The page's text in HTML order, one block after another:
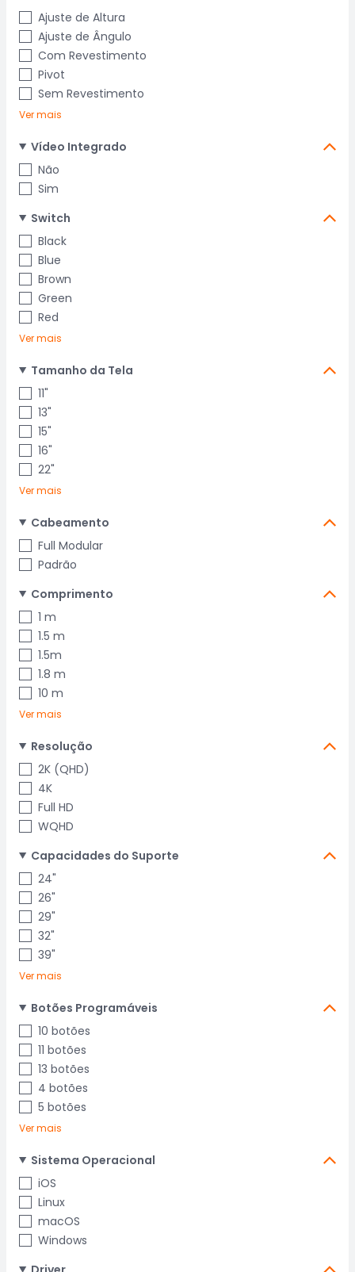
Ajuste de Altura
Ajuste de Ângulo
Com Revestimento
Pivot
Sem Revestimento
Ver mais
Vídeo Integrado
Não
Sim
Switch
Black
Blue
Brown
Green
Red
Ver mais
Tamanho da Tela
11"
13"
15"
16"
22"
Ver mais
Cabeamento
Full Modular
Padrão
Comprimento
1 m
1.5 m
1.5m
1.8 m
10 m
Ver mais
Resolução
2K (QHD)
4K
Full HD
WQHD
Capacidades do Suporte
24"
26"
29"
32"
39"
Ver mais
Botões Programáveis
10 botões
11 botões
13 botões
4 botões
5 botões
Ver mais
Sistema Operacional
iOS
Linux
macOS
Windows